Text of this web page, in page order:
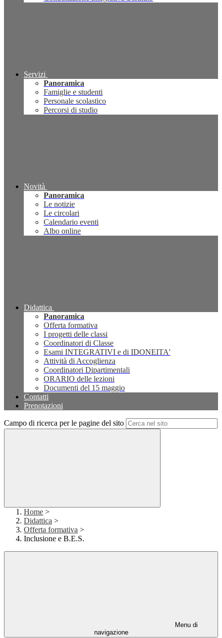
Servizi
Panoramica
Famiglie e studenti
Personale scolastico
Percorsi di studio
Novità
Panoramica
Le notizie
Le circolari
Calendario eventi
Albo online
Didattica
Panoramica
Offerta formativa
I progetti delle classi
Coordinatori di Classe
Esami INTEGRATIVI e di IDONEITA'
Attività di Accoglienza
Coordinatori Dipartimentali
ORARIO delle lezioni
Documenti del 15 maggio
Contatti
Prenotazioni
Campo di ricerca per le pagine del sito
Home >
Didattica >
Offerta formativa >
Inclusione e B.E.S.
Menu di
navigazione